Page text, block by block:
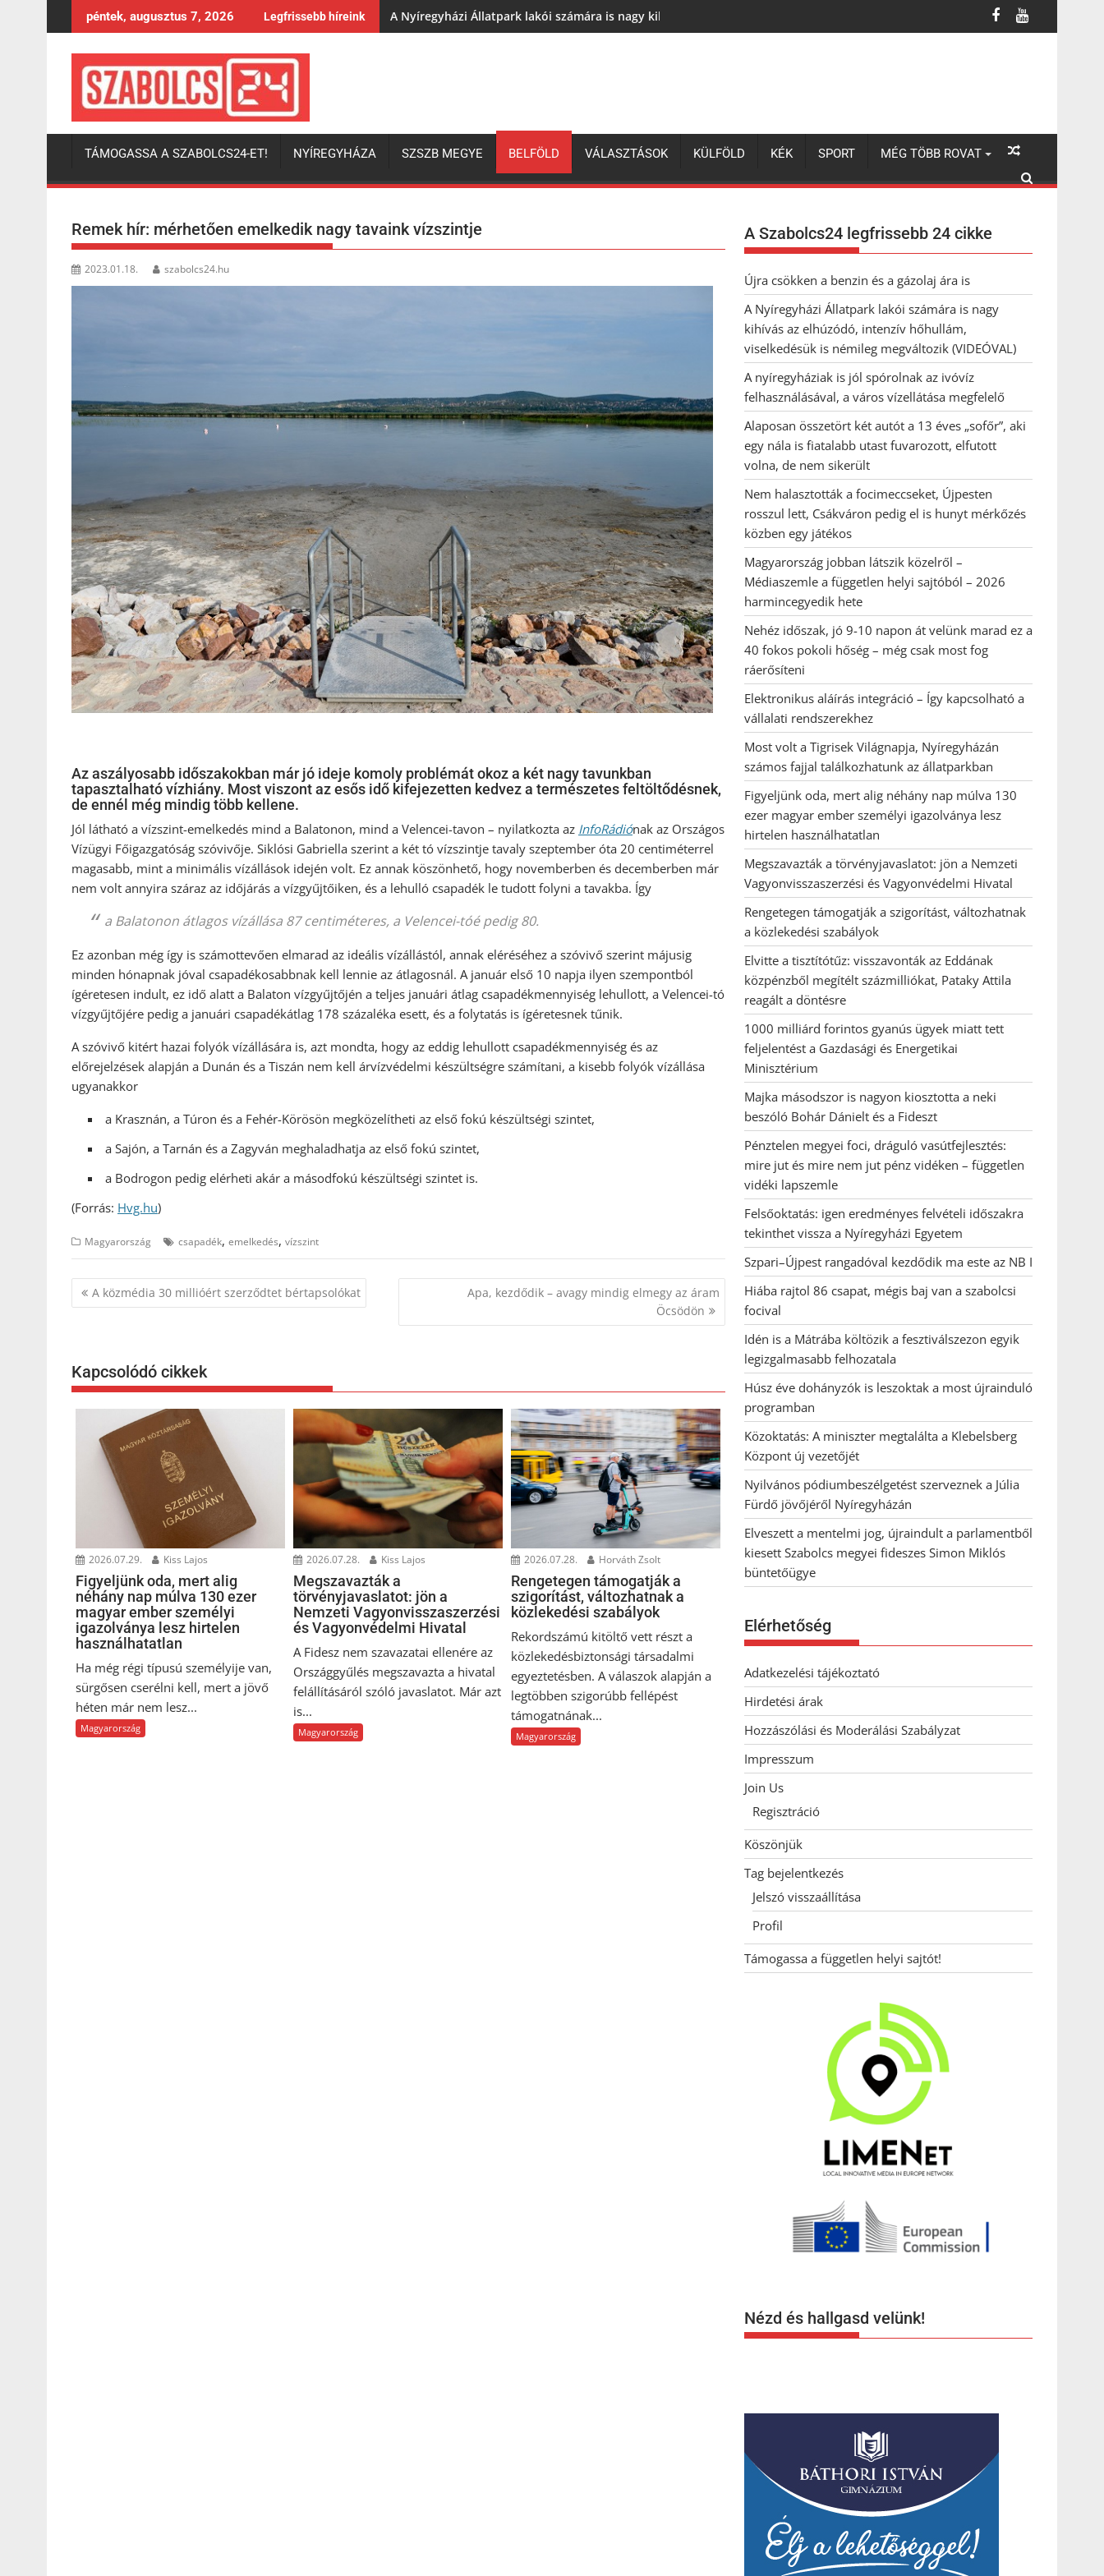
to
péntek, augusztus 7, 2026 Legfrissebb híreink A Nyíregyházi Állatpark lakói számára is nagy kihívás az elhúzódó, intenzív hőhullám, viselkedésük is némileg megváltozik
TÁMOGASSA A SZABOLCS24-ET! NYÍREGYHÁZA SZSZB MEGYE BELFÖLD VÁLASZTÁSOK KÜLFÖLD KÉK SPORT MÉG TÖBB ROVAT
Remek hír: mérhetően emelkedik nagy tavaink vízszintje
2023.01.18. szabolcs24.hu
Az aszályosabb időszakokban már jó ideje komoly problémát okoz a két nagy tavunkban
tapasztalható vízhiány. Most viszont az esős idő kifejezetten kedvez a természetes feltöltődésnek,
de ennél még mindig több kellene.
Jól látható a vízszint-emelkedés mind a Balatonon, mind a Velencei-tavon – nyilatkozta az InfoRádiónak az Országos
Vízügyi Főigazgatóság szóvivője. Siklósi Gabriella szerint a két tó vízszintje tavaly szeptember óta 20 centiméterrel
magasabb, mint a minimális vízállások idején volt. Ez annak köszönhető, hogy novemberben és decemberben már
nem volt annyira száraz az időjárás a vízgyűjtőiken, és a lehulló csapadék le tudott folyni a tavakba. Így
a Balatonon átlagos vízállása 87 centiméteres, a Velencei-tóé pedig 80.
Ez azonban még így is számottevően elmarad az ideális vízállástól, annak eléréséhez a szóvivő szerint májusig
minden hónapnak jóval csapadékosabbnak kell lennie az átlagosnál. A január első 10 napja ilyen szempontból
ígéretesen indult, ez idő alatt a Balaton vízgyűjtőjén a teljes januári átlag csapadékmennyiség lehullott, a Velencei-tó
vízgyűjtőjére pedig a januári csapadékátlag 178 százaléka esett, és a folytatás is ígéretesnek tűnik.
A szóvivő kitért hazai folyók vízállására is, azt mondta, hogy az eddig lehullott csapadékmennyiség és az
előrejelzések alapján a Dunán és a Tiszán nem kell árvízvédelmi készültségre számítani, a kisebb folyók vízállása
ugyanakkor
a Krasznán, a Túron és a Fehér-Körösön megközelítheti az első fokú készültségi szintet,
a Sajón, a Tarnán és a Zagyván meghaladhatja az első fokú szintet,
a Bodrogon pedig elérheti akár a másodfokú készültségi szintet is.
(Forrás: Hvg.hu)
Magyarország csapadék, emelkedés, vízszint
Bejegyzés
navigáció
A közmédia 30 millióért szerződtet bértapsolókat
Apa, kezdődik – avagy mindig elmegy az áram
Öcsödön
Kapcsolódó cikkek
2026.07.29. Kiss Lajos
Figyeljünk oda, mert alig
néhány nap múlva 130 ezer
magyar ember személyi
igazolványa lesz hirtelen
használhatatlan
Ha még régi típusú személyije van,
sürgősen cserélni kell, mert a jövő
héten már nem lesz...
Magyarország
2026.07.28. Kiss Lajos
Megszavazták a
törvényjavaslatot: jön a
Nemzeti Vagyonvisszaszerzési
és Vagyonvédelmi Hivatal
A Fidesz nem szavazatai ellenére az
Országgyűlés megszavazta a hivatal
felállításáról szóló javaslatot. Már azt
is...
Magyarország
2026.07.28. Horváth Zsolt
Rengetegen támogatják a
szigorítást, változhatnak a
közlekedési szabályok
Rekordszámú kitöltő vett részt a
közlekedésbiztonsági társadalmi
egyeztetésben. A válaszok alapján a
legtöbben szigorúbb fellépést
támogatnának...
Magyarország
A Szabolcs24 legfrissebb 24 cikke
Újra csökken a benzin és a gázolaj ára is
A Nyíregyházi Állatpark lakói számára is nagy
kihívás az elhúzódó, intenzív hőhullám,
viselkedésük is némileg megváltozik (VIDEÓVAL)
A nyíregyháziak is jól spórolnak az ivóvíz
felhasználásával, a város vízellátása megfelelő
Alaposan összetört két autót a 13 éves „sofőr”, aki
egy nála is fiatalabb utast fuvarozott, elfutott
volna, de nem sikerült
Nem halasztották a focimeccseket, Újpesten
rosszul lett, Csákváron pedig el is hunyt mérkőzés
közben egy játékos
Magyarország jobban látszik közelről –
Médiaszemle a független helyi sajtóból – 2026
harmincegyedik hete
Nehéz időszak, jó 9-10 napon át velünk marad ez a
40 fokos pokoli hőség – még csak most fog
ráerősíteni
Elektronikus aláírás integráció – Így kapcsolható a
vállalati rendszerekhez
Most volt a Tigrisek Világnapja, Nyíregyházán
számos fajjal találkozhatunk az állatparkban
Figyeljünk oda, mert alig néhány nap múlva 130
ezer magyar ember személyi igazolványa lesz
hirtelen használhatatlan
Megszavazták a törvényjavaslatot: jön a Nemzeti
Vagyonvisszaszerzési és Vagyonvédelmi Hivatal
Rengetegen támogatják a szigorítást, változhatnak
a közlekedési szabályok
Elvitte a tisztítótűz: visszavonták az Eddának
közpénzből megítélt százmilliókat, Pataky Attila
reagált a döntésre
1000 milliárd forintos gyanús ügyek miatt tett
feljelentést a Gazdasági és Energetikai
Minisztérium
Majka másodszor is nagyon kiosztotta a neki
beszóló Bohár Dánielt és a Fideszt
Pénztelen megyei foci, dráguló vasútfejlesztés:
mire jut és mire nem jut pénz vidéken – független
vidéki lapszemle
Felsőoktatás: igen eredményes felvételi időszakra
tekinthet vissza a Nyíregyházi Egyetem
Szpari–Újpest rangadóval kezdődik ma este az NB I
Hiába rajtol 86 csapat, mégis baj van a szabolcsi
focival
Idén is a Mátrába költözik a fesztiválszezon egyik
legizgalmasabb felhozatala
Húsz éve dohányzók is leszoktak a most újrainduló
programban
Közoktatás: A miniszter megtalálta a Klebelsberg
Központ új vezetőjét
Nyilvános pódiumbeszélgetést szerveznek a Júlia
Fürdő jövőjéről Nyíregyházán
Elveszett a mentelmi jog, újraindult a parlamentből
kiesett Szabolcs megyei fideszes Simon Miklós
büntetőügye
Elérhetőség
Adatkezelési tájékoztató
Hirdetési árak
Hozzászólási és Moderálási Szabályzat
Impresszum
Join Us
Regisztráció
Köszönjük
Tag bejelentkezés
Jelszó visszaállítása
Profil
Támogassa a független helyi sajtót!
Nézd és hallgasd velünk!